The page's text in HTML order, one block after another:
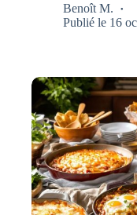
Benoît M.
Publié le 16